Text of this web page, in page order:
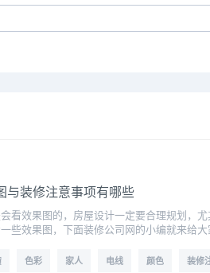
与装修注意事项有哪些
看效果图的，房屋设计一定要合理规划，
些效果图，下面装修公司网的小编就来给
色彩 家人 电线 颜色 装修